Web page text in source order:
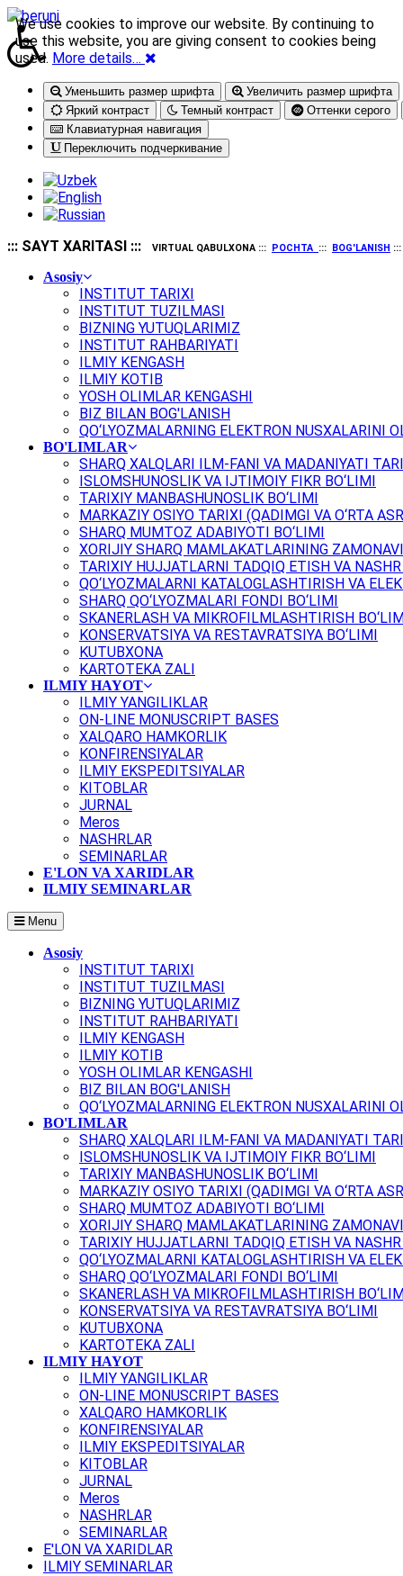
Уменьшить размер шрифта
Увеличить размер шрифта
Яркий контраст
Темный контраст
Оттенки серого
Клавиатурная навигация
Переключить подчеркивание
::: SAYT XARITASI ::: VIRTUAL QABULXONA ::: POCHTA ::: BOG'LANISH
Asosiy
INSTITUT TARIXI
INSTITUT TUZILMASI
BIZNING YUTUQLARIMIZ
INSTITUT RAHBARIYATI
ILMIY KENGASH
ILMIY KOTIB
YOSH OLIMLAR KENGASHI
BIZ BILAN BOG'LANISH
QO‘LYOZMALARNING ELEKTRON NUSXALARINI
BO'LIMLAR
SHARQ XALQLARI ILM-FANI VA MADANIYATI
ISLOMSHUNOSLIK VA IJTIMOIY FIKR BO‘LIMI
TARIXIY MANBASHUNOSLIK BO‘LIMI
MARKAZIY OSIYO TARIXI (QADIMGI VA O‘RTA
SHARQ MUMTOZ ADABIYOTI BO‘LIMI
XORIJIY SHARQ MAMLAKATLARINING
TARIXIY HUJJATLARNI TADQIQ ETISH VA
QO‘LYOZMALARNI KATALOGLASHTIRISH VA
SHARQ QO‘LYOZMALARI FONDI BO‘LIMI
SKANERLASH VA MIKROFILMLASHTIRISH
KONSERVATSIYA VA RESTAVRATSIYA BO‘LIMI
KUTUBXONA
KARTOTEKA ZALI
ILMIY HAYOT
ILMIY YANGILIKLAR
ON-LINE MONUSCRIPT BASES
XALQARO HAMKORLIK
KONFIRENSIYALAR
ILMIY EKSPEDITSIYALAR
KITOBLAR
JURNAL
Meros
NASHRLAR
SEMINARLAR
E'LON VA XARIDLAR
ILMIY SEMINARLAR
Menu
Asosiy
INSTITUT TARIXI
INSTITUT TUZILMASI
BIZNING YUTUQLARIMIZ
INSTITUT RAHBARIYATI
ILMIY KENGASH
ILMIY KOTIB
YOSH OLIMLAR KENGASHI
BIZ BILAN BOG'LANISH
QO‘LYOZMALARNING ELEKTRON NUSXALARINI
BO'LIMLAR
SHARQ XALQLARI ILM-FANI VA MADANIYATI
ISLOMSHUNOSLIK VA IJTIMOIY FIKR BO‘LIMI
TARIXIY MANBASHUNOSLIK BO‘LIMI
MARKAZIY OSIYO TARIXI (QADIMGI VA O‘RTA
SHARQ MUMTOZ ADABIYOTI BO‘LIMI
XORIJIY SHARQ MAMLAKATLARINING
TARIXIY HUJJATLARNI TADQIQ ETISH VA
QO‘LYOZMALARNI KATALOGLASHTIRISH VA
SHARQ QO‘LYOZMALARI FONDI BO‘LIMI
SKANERLASH VA MIKROFILMLASHTIRISH
KONSERVATSIYA VA RESTAVRATSIYA BO‘LIMI
KUTUBXONA
KARTOTEKA ZALI
ILMIY HAYOT
ILMIY YANGILIKLAR
ON-LINE MONUSCRIPT BASES
XALQARO HAMKORLIK
KONFIRENSIYALAR
ILMIY EKSPEDITSIYALAR
KITOBLAR
JURNAL
Meros
NASHRLAR
SEMINARLAR
E'LON VA XARIDLAR
ILMIY SEMINARLAR
We use cookies to improve our website. By continuing to
use this website, you are giving consent to cookies being
used. More details…